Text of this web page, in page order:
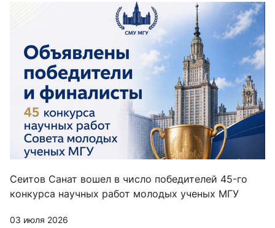
Сеитов Санат вошел в число победителей 45-го
конкурса научных работ молодых ученых МГУ
03 июля 2026